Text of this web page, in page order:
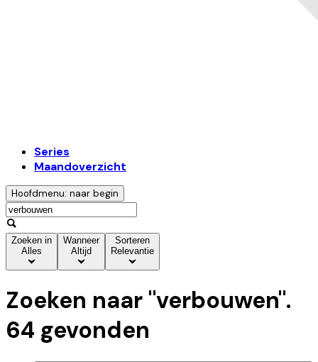
Series
Maandoverzicht
Hoofdmenu: naar begin
Zoeken in
Alles
Wanneer
Altijd
Sorteren
Relevantie
Zoeken naar "verbouwen".
64 gevonden